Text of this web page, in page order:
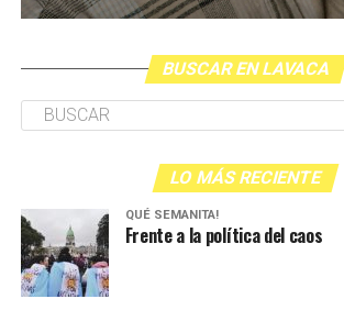
BUSCAR EN LAVACA
LO MÁS RECIENTE
QUÉ SEMANITA!
Frente a la política del caos